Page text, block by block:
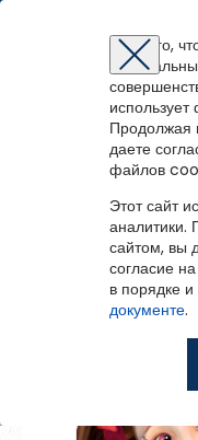
Вернуться назад
20
изменивших
Для того,
Продолжая
даете
файлов
Этот сайт
аналитики.
сайтом, вы
согласие
в порядке
документе.
Перейти на
Для того чтобы
записям
Если у вас еще
Запомнить меня
Введите эл.почту,
неё мы отправим
Зарегистрированные
методическим
библиографическим и
также к записям
Ошибка регистрации.
Вы успешно